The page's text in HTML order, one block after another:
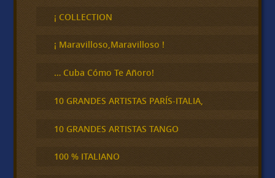
c
a
¡ COLLECTION
¡ Maravilloso,Maravilloso !
… Cuba Cómo Te Añoro!
10 GRANDES ARTISTAS PARÍS-ITALIA,
10 GRANDES ARTISTAS TANGO
100 % ITALIANO